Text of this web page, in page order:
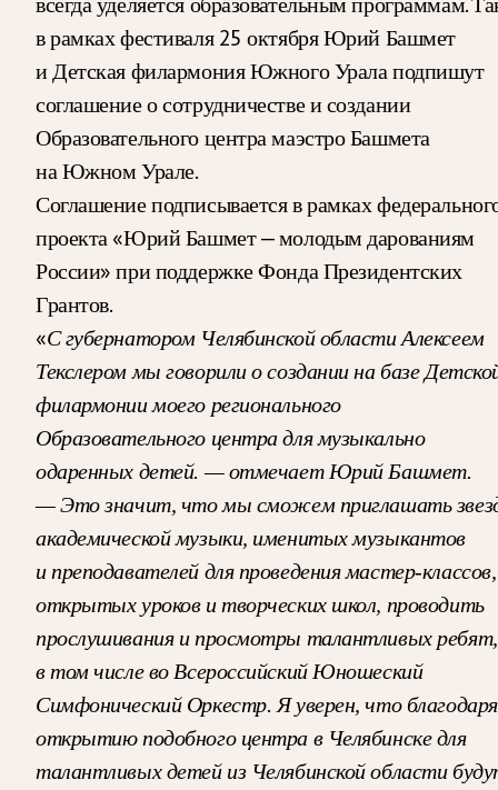
в рамках фестиваля 25 октября Юрий Башмет
и Детская филармония Южного Урала подпишут
соглашение о сотрудничестве и создании
Образовательного центра маэстро Башмета
на Южном Урале.
Соглашение подписывается в рамках
проекта «Юрий Башмет — молодым дарованиям
России» при поддержке Фонда Президентских
Грантов.
«С губернатором Челябинской области Алексеем
Текслером мы говорили о создании на базе
филармонии моего регионального
Образовательного центра для музыкально
одаренных детей. — отмечает Юрий Башмет.
— Это значит, что мы сможем приглашать
академической музыки, именитых музыкантов
и преподавателей для проведения мастер-классов,
открытых уроков и творческих школ, проводить
прослушивания и просмотры талантливых ребят,
в том числе во Всероссийский Юношеский
Симфонический Оркестр. Я уверен, что благодаря
открытию подобного центра в Челябинске для
талантливых детей из Челябинской области